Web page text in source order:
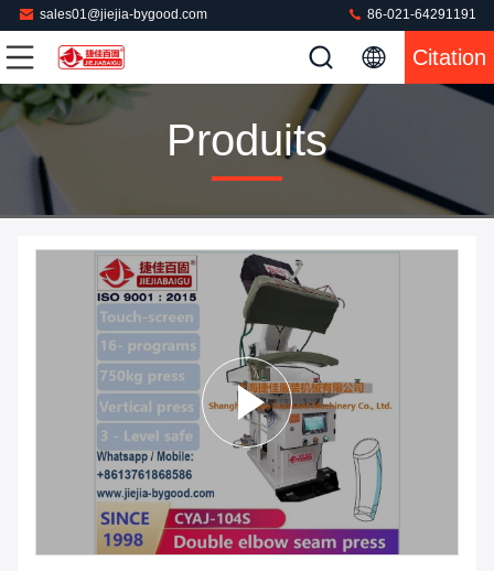
sales01@jiejia-bygood.com 86-021-64291191
Citation
Produits